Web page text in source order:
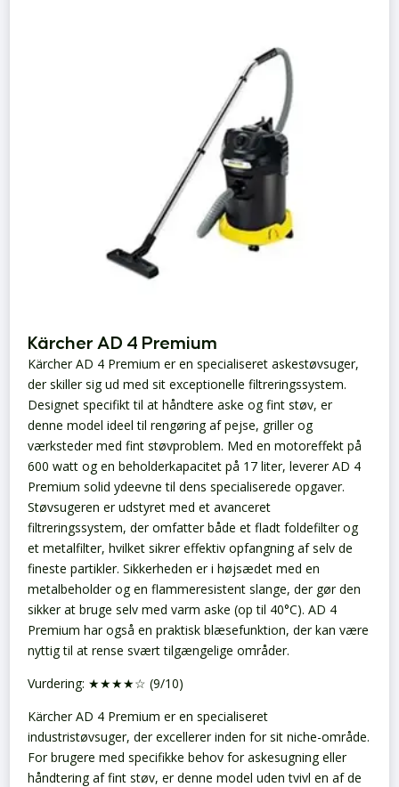
Kärcher AD 4 Premium
Kärcher AD 4 Premium er en specialiseret askestøvsuger,
der skiller sig ud med sit exceptionelle filtreringssystem.
Designet specifikt til at håndtere aske og fint støv, er
denne model ideel til rengøring af pejse, griller og
værksteder med fint støvproblem. Med en motoreffekt på
600 watt og en beholderkapacitet på 17 liter, leverer AD 4
Premium solid ydeevne til dens specialiserede opgaver.
Støvsugeren er udstyret med et avanceret
filtreringssystem, der omfatter både et fladt foldefilter og
et metalfilter, hvilket sikrer effektiv opfangning af selv de
fineste partikler. Sikkerheden er i højsædet med en
metalbeholder og en flammeresistent slange, der gør den
sikker at bruge selv med varm aske (op til 40°C). AD 4
Premium har også en praktisk blæsefunktion, der kan være
nyttig til at rense svært tilgængelige områder.
Vurdering: ★★★★☆ (9/10)
Kärcher AD 4 Premium er en specialiseret
industristøvsuger, der excellerer inden for sit niche-område.
For brugere med specifikke behov for askesugning eller
håndtering af fint støv, er denne model uden tvivl en af de